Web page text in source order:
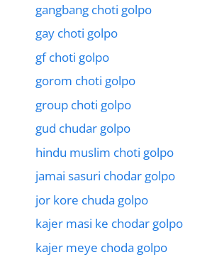
gangbang choti golpo
gay choti golpo
gf choti golpo
gorom choti golpo
group choti golpo
gud chudar golpo
hindu muslim choti golpo
jamai sasuri chodar golpo
jor kore chuda golpo
kajer masi ke chodar golpo
kajer meye choda golpo